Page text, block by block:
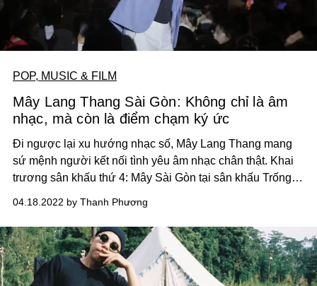
POP, MUSIC & FILM
Mây Lang Thang Sài Gòn: Không chỉ là âm
nhạc, mà còn là điểm chạm ký ức
Đi ngược lại xu hướng nhạc số, Mây Lang Thang mang
sứ mệnh người kết nối tình yêu âm nhạc chân thật. Khai
trương sân khấu thứ 4: Mây Sài Gòn tại sân khấu Trống
ngày trước.
04.18.2022 by Thanh Phương